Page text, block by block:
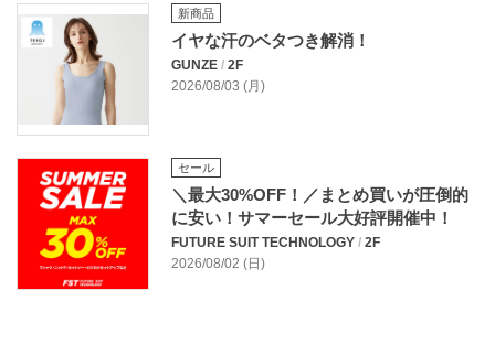
新商品
イヤな汗のベタつき解消！
GUNZE / 2F
2026/08/03 (月)
セール
＼最大30%OFF！／まとめ買いが圧倒的
に安い！サマーセール大好評開催中！
FUTURE SUIT TECHNOLOGY / 2F
2026/08/02 (日)